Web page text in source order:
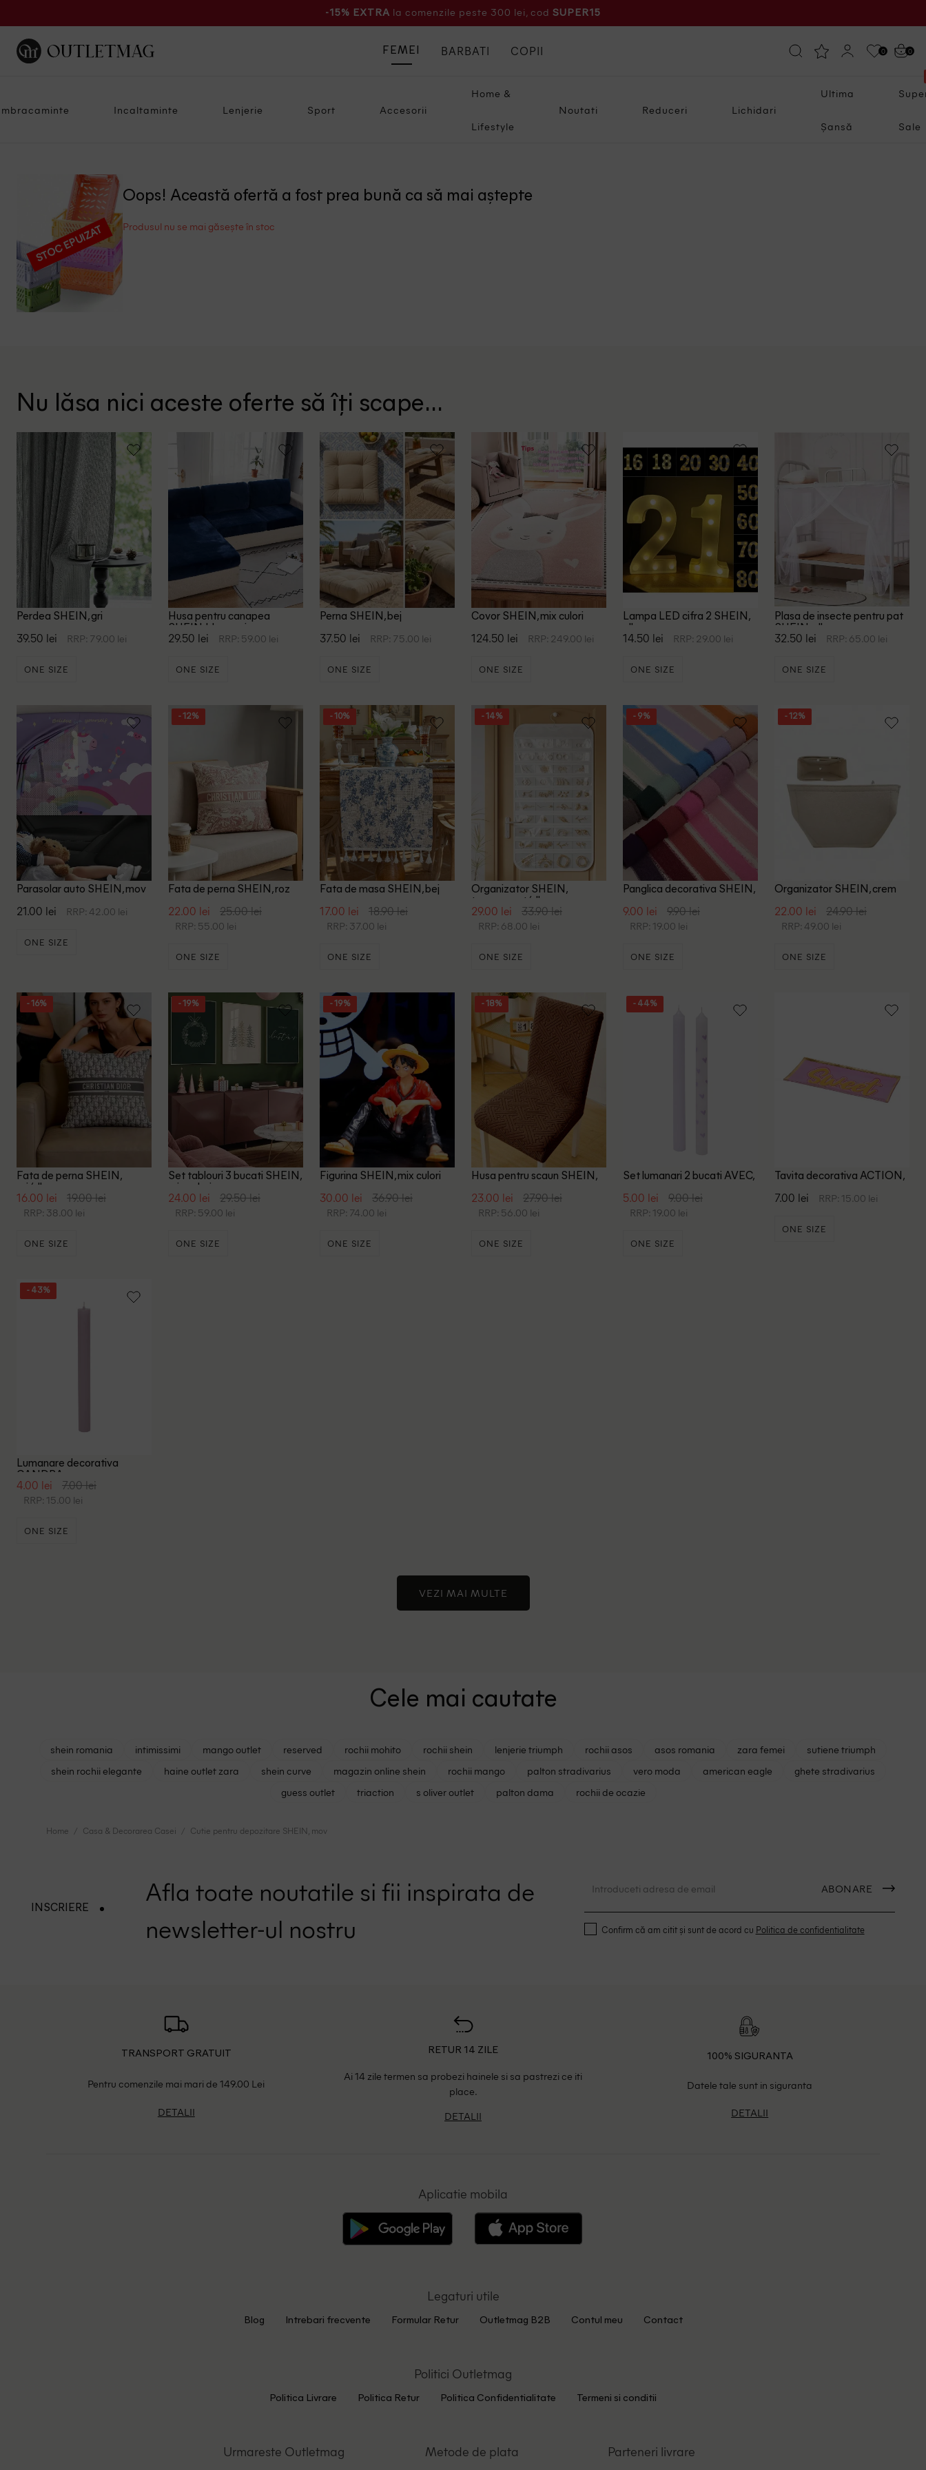
-15% EXTRA la comenzile peste 300 lei, cod SUPER15
0 0
Incaltaminte Lenjerie Sport Accesorii
Home &
Lifestyle
Noutati Reduceri Lichidari
Ultima
Șansă Sale
FEMEI BARBATI COPII
STOC EPUIZAT
Oops! Această ofertă a fost prea bună ca să mai aștepte
Produsul nu se mai găsește în stoc
Nu lăsa nici aceste oferte să îți scape...
Perdea SHEIN, gri
39.50 lei RRP: 79.00 lei
ONE SIZE
Husa pentru canapea
SHEIN, bleumarin
29.50 lei RRP: 59.00 lei
ONE SIZE
Perna SHEIN, bej
37.50 lei RRP: 75.00 lei
ONE SIZE
Covor SHEIN, mix culori
124.50 lei RRP: 249.00 lei
ONE SIZE
Lampa LED cifra 2 SHEIN,
alb
14.50 lei RRP: 29.00 lei
ONE SIZE
Plasa de insecte pentru pat
SHEIN, alb
32.50 lei RRP: 65.00 lei
ONE SIZE
Parasolar auto SHEIN, mov
21.00 lei RRP: 42.00 lei
ONE SIZE
- 12%
Fata de perna SHEIN, roz
22.00 lei 25.00 lei
RRP: 55.00 lei
ONE SIZE
- 10%
Fata de masa SHEIN, bej
17.00 lei 18.90 lei
RRP: 37.00 lei
ONE SIZE
- 14%
Organizator SHEIN,
transparent/alb
29.00 lei 33.90 lei
RRP: 68.00 lei
ONE SIZE
- 9%
Panglica decorativa SHEIN,
9.00 lei 9.90 lei
RRP: 19.00 lei
ONE SIZE
- 12%
Organizator SHEIN, crem
22.00 lei 24.90 lei
RRP: 49.00 lei
ONE SIZE
- 16%
Fata de perna SHEIN,
gri/alb
16.00 lei 19.00 lei
RRP: 38.00 lei
ONE SIZE
- 19%
Set tablouri 3 bucati SHEIN,
mix culori
24.00 lei 29.50 lei
RRP: 59.00 lei
ONE SIZE
- 19%
Figurina SHEIN, mix culori
30.00 lei 36.90 lei
RRP: 74.00 lei
ONE SIZE
- 18%
Husa pentru scaun SHEIN,
23.00 lei 27.90 lei
RRP: 56.00 lei
ONE SIZE
- 44%
Set lumanari 2 bucati AVEC,
5.00 lei 9.00 lei
RRP: 19.00 lei
ONE SIZE
Tavita decorativa ACTION,
7.00 lei RRP: 15.00 lei
ONE SIZE
- 43%
Lumanare decorativa
CANDRA, mov
4.00 lei 7.00 lei
RRP: 15.00 lei
ONE SIZE
VEZI MAI MULTE
Cele mai cautate
shein romania intimissimi mango outlet reserved rochii mohito rochii shein lenjerie triumph rochii asos asos romania zara femei
sutiene triumph
shein rochii elegante
haine outlet zara shein curve magazin online shein rochii mango palton stradivarius vero moda american eagle
ghete stradivarius
guess outlet
triaction s oliver outlet palton dama rochii de ocazie
Home Casa & Decorarea Casei Cutie pentru depozitare SHEIN, mov
INSCRIERE
Afla toate noutatile si fii inspirata de
newsletter-ul nostru
ABONARE
Confirm că am citit și sunt de acord cu Politica de confidentialitate
TRANSPORT GRATUIT
Pentru comenzile mai mari de 149.00 Lei
DETALII
RETUR 14 ZILE
Ai 14 zile termen sa probezi hainele si sa pastrezi ce iti
place.
DETALII
100% SIGURANTA
Datele tale sunt in siguranta
DETALII
Aplicatie mobila
Legaturi utile
Blog Intrebari frecvente Formular Retur Outletmag B2B Contul meu Contact
Politici Outletmag
Politica Livrare Politica Retur Politica Confidentialitate Termeni si conditii
Urmareste Outletmag Metode de plata Parteneri livrare